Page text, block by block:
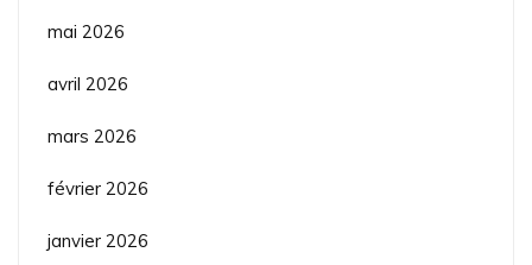
mai 2026
avril 2026
mars 2026
février 2026
janvier 2026